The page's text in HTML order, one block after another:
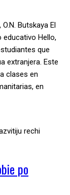
O.N. Butskaya El
educativo Hello,
que
extranjera. Este
clases en
en
po